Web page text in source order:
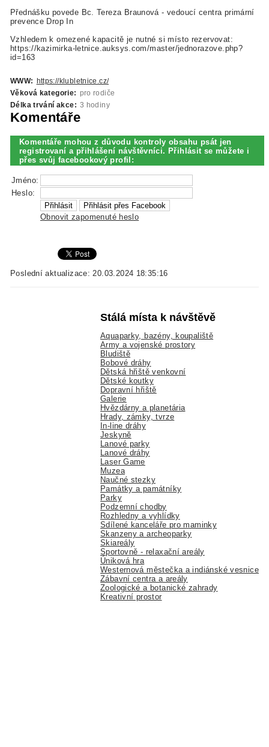
Přednášku povede Bc. Tereza Braunová - vedoucí centra primární
prevence Drop In
Vzhledem k omezené kapacitě je nutné si místo rezervovat:
https://kazimirka-letnice.auksys.com/master/jednorazove.php?
id=163
WWW:
https://klubletnice.cz/
Věková kategorie: pro rodiče
Délka trvání akce: 3 hodiny
Komentáře
Komentáře mohou z důvodu kontroly obsahu psát jen
registrovaní a přihlášení návštěvníci. Přihlásit se můžete i
přes svůj facebookový profil:
Jméno:
Heslo:
Obnovit zapomenuté heslo
Poslední aktualizace: 20.03.2024 18:35:16
Stálá místa k návštěvě
Aquaparky, bazény, koupaliště
Army a vojenské prostory
Bludiště
Bobové dráhy
Dětská hřiště venkovní
Dětské koutky
Dopravní hřiště
Galerie
Hvězdárny a planetária
Hrady, zámky, tvrze
In-line dráhy
Jeskyně
Lanové parky
Lanové dráhy
Laser Game
Muzea
Naučné stezky
Památky a památníky
Parky
Podzemní chodby
Rozhledny a vyhlídky
Sdílené kanceláře pro maminky
Skanzeny a archeoparky
Skiareály
Sportovně - relaxační areály
Úniková hra
Westernová městečka a indiánské vesnice
Zábavní centra a areály
Zoologické a botanické zahrady
Kreativní prostor